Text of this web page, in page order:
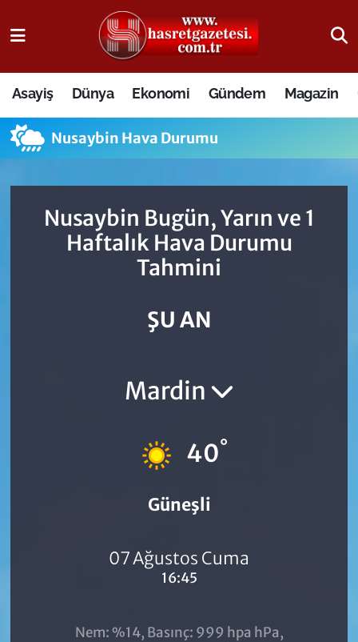
Asayiş Dünya Ekonomi Gündem Magazin
Nusaybin Hava Durumu
Nusaybin Bugün, Yarın ve 1
Haftalık Hava Durumu
Tahmini
ŞU AN
Mardin
40°
Güneşli
07 Ağustos Cuma
16:45
Nem: %14, Basınç: 999 hpa hPa,
Osmaniye Nöbetçi Eczaneler
Osmaniye Hava Durumu
Osmaniye Trafik Yoğunluk Haritası
Süper Lig Puan Durumu ve Fikstür
Tüm Manşetler
Son Dakika Haberleri